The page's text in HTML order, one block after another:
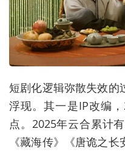
短剧化逻辑弥散失效的
浮现。其一是IP改编
点。2025年云合累计
《藏海传》《唐诡之